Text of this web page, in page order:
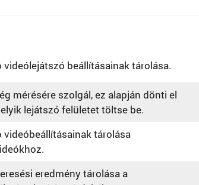
videólejátszó beállításainak tárolása.
mérésére szolgál, ez alapján dönti el
lejátszó felületet töltse be.
videóbeállításainak tárolása
eredmény tárolása a